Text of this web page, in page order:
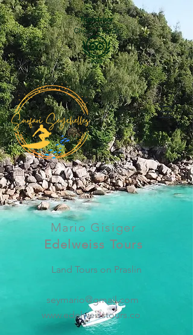
Mario Gisiger
Edelweiss Tours
Land Tours on Praslin
seymario@gmail.com
www.edelweisstours.co